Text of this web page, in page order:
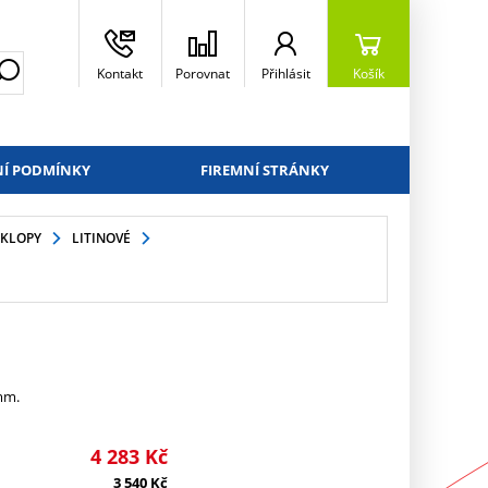
Kontakt Porovnat Přihlásit Košík
PODMÍNKY FIREMNÍ STRÁNKY
LITINOVÉ
4 283 Kč
3 540 Kč